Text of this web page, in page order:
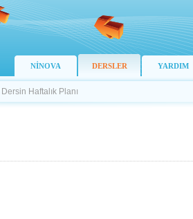
NİNOVA DERSLER YARDIM
Dersin Haftalık Planı